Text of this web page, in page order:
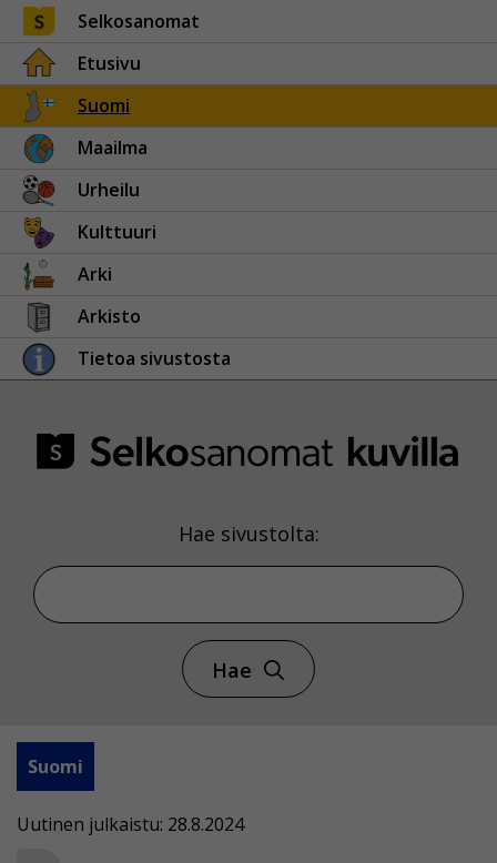
Selkosanomat
Etusivu
Suomi
Maailma
Urheilu
Kulttuuri
Arki
Arkisto
Tietoa sivustosta
Hae sivustolta:
Hae
Suomi
Uutinen julkaistu: 28.8.2024